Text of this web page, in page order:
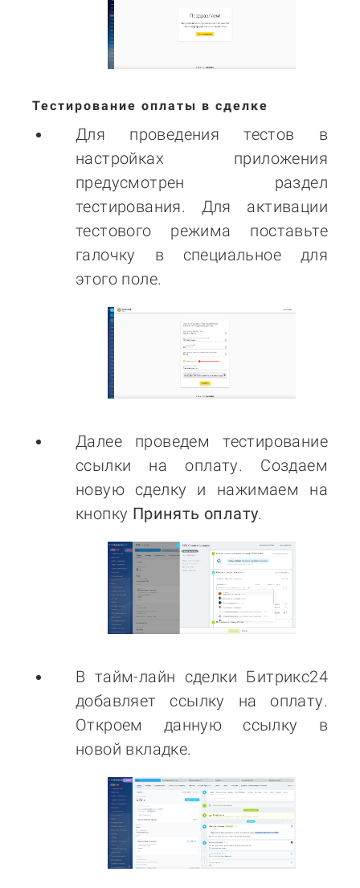
Тестирование оплаты в сделке
Для проведения тестов в
настройках приложения
предусмотрен раздел
тестирования. Для активации
тестового режима поставьте
галочку в специальное для
этого поле.
Далее проведем тестирование
ссылки на оплату. Создаем
новую сделку и нажимаем на
кнопку Принять оплату.
В тайм-лайн сделки Битрикс24
добавляет ссылку на оплату.
Откроем данную ссылку в
новой вкладке.